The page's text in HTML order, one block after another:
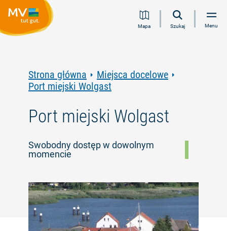
Przejdź
Przejdź
Przejdź
Przejdź
Mapa Szukaj Menu
Strona główna
Miejsca docelowe
Port miejski Wolgast
Port miejski Wolgast
Swobodny dostęp w dowolnym
momencie